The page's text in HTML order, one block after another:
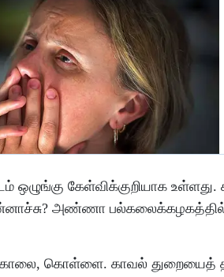
ஒழுங்கு கேள்விக்குறியாக
அண்ணா பல்கலைக்கழகத்தில்
கொலை, கொள்ளை. காவல் துறையைத்